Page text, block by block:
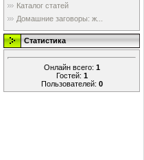
Каталог статей
Домашние заговоры: ж...
Статистика
Онлайн всего: 1
Гостей: 1
Пользователей: 0